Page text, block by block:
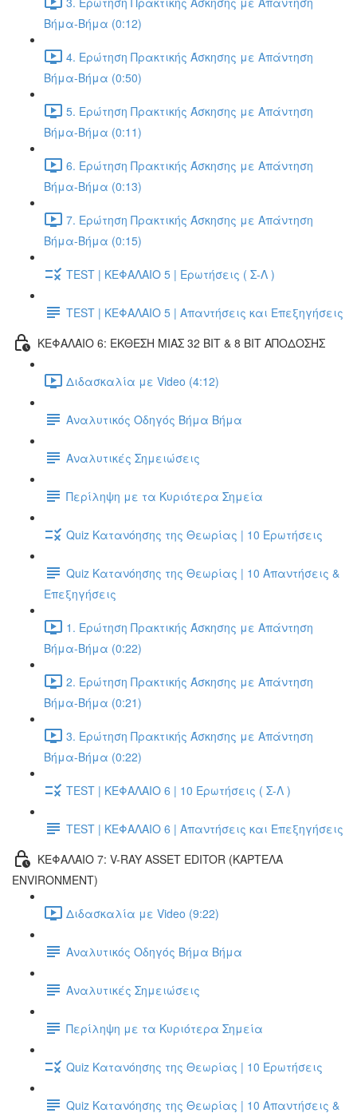
Βήμα-Βήμα (0:12)
4. Ερώτηση Πρακτικής Άσκησης με Απάντηση
Βήμα-Βήμα (0:50)
5. Ερώτηση Πρακτικής Άσκησης με Απάντηση
Βήμα-Βήμα (0:11)
6. Ερώτηση Πρακτικής Άσκησης με Απάντηση
Βήμα-Βήμα (0:13)
7. Ερώτηση Πρακτικής Άσκησης με Απάντηση
Βήμα-Βήμα (0:15)
TEST | ΚΕΦΑΛΑΙΟ 5 | Ερωτήσεις ( Σ-Λ )
TEST | ΚΕΦΑΛΑΙΟ 5 | Απαντήσεις και Επεξηγήσεις
ΚΕΦΑΛΑΙΟ 6: ΕΚΘΕΣΗ ΜΙΑΣ 32 BIT & 8 BIT ΑΠΟΔΟΣΗΣ
Διδασκαλία με Video (4:12)
Αναλυτικός Οδηγός Βήμα Βήμα
Αναλυτικές Σημειώσεις
Περίληψη με τα Κυριότερα Σημεία
Quiz Κατανόησης της Θεωρίας | 10 Ερωτήσεις
Quiz Κατανόησης της Θεωρίας | 10 Απαντήσεις &
Επεξηγήσεις
1. Ερώτηση Πρακτικής Άσκησης με Απάντηση
Βήμα-Βήμα (0:22)
2. Ερώτηση Πρακτικής Άσκησης με Απάντηση
Βήμα-Βήμα (0:21)
3. Ερώτηση Πρακτικής Άσκησης με Απάντηση
Βήμα-Βήμα (0:22)
TEST | ΚΕΦΑΛΑΙΟ 6 | 10 Ερωτήσεις ( Σ-Λ )
TEST | ΚΕΦΑΛΑΙΟ 6 | Απαντήσεις και Επεξηγήσεις
ΚΕΦΑΛΑΙΟ 7: V-RAY ASSET EDITOR (ΚΑΡΤΕΛΑ
ENVIRONMENT)
Διδασκαλία με Video (9:22)
Αναλυτικός Οδηγός Βήμα Βήμα
Αναλυτικές Σημειώσεις
Περίληψη με τα Κυριότερα Σημεία
Quiz Κατανόησης της Θεωρίας | 10 Ερωτήσεις
Quiz Κατανόησης της Θεωρίας | 10 Απαντήσεις &